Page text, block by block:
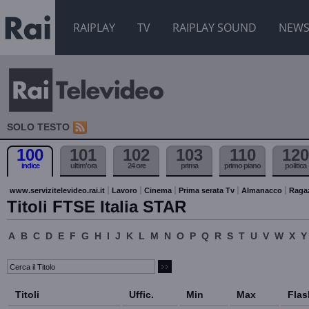
RAIPLAY TV RAIPLAY SOUND NEWS
SOLO TESTO
100
indice
101
ultim'ora
102
24 ore
103
prima
110
primo piano
120
politica
www.servizitelevideo.rai.it Lavoro Cinema Prima serata Tv Almanacco
Titoli FTSE Italia STAR
A B C D E F G H I J K L M N O P Q R S T U V W X Y
Titoli Uffic. Min Max